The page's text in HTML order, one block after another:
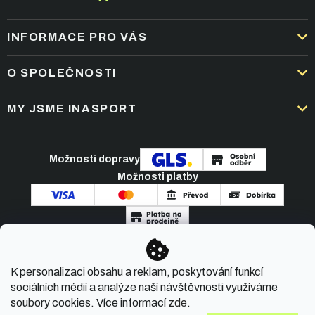
K personalizaci obsahu a reklam, poskytování funkcí
sociálních médií a analýze naší návštěvnosti využíváme
soubory cookies. Více informacízde.
INFORMACE PRO VÁS
DOPRAVA A PLATBA
OBCHODNÍ PODMÍNKY
REKLAMACE A VRÁCENÍ ZBOŽÍ
PODMÍNKY AKCÍ
O SPOLEČNOSTI
KARIÉRA
NEJČASTĚJŠÍ OTÁZKY
MY JSME INASPORT
ČLÁNKY A NOVINKY
KONTAKT
Možnosti dopravy
Možnosti platby
Copyright 2026INASPORT.CZ. Všechna práva
vyhrazena.